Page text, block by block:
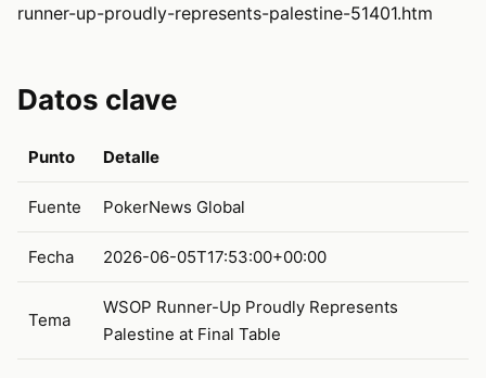
runner-up-proudly-represents-palestine-51401.htm
Datos clave
Punto Detalle
Fuente PokerNews Global
Fecha 2026-06-05T17:53:00+00:00
Tema
WSOP Runner-Up Proudly Represents
Palestine at Final Table